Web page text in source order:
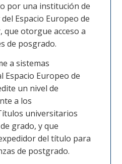
por una institución de
Espacio Europeo de
que otorgue acceso a
de posgrado.
a sistemas
Espacio Europeo de
un nivel de
a los
universitarios
grado, y que
del título para
de postgrado.